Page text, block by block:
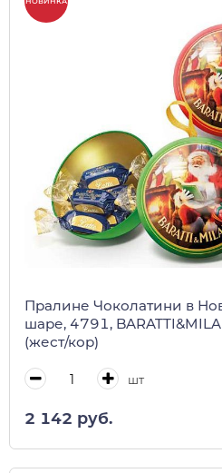
Пралине Чоколатини в
шаре, 4791,
(жест/кор)
шт
2 142 руб.